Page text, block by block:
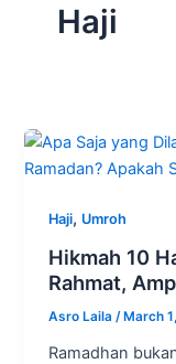
Haji
Haji, Umroh
Hikmah 10
Rahmat,
Asro Laila/ March
Ramadhan